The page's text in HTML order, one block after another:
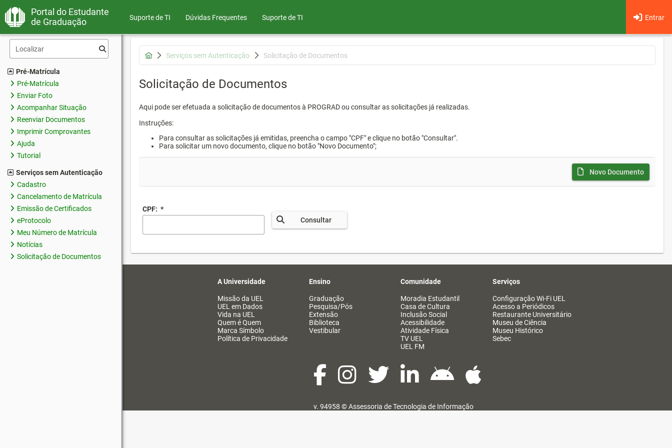
Portal do Estudante
de Graduação
Suporte de TI Dúvidas Frequentes Entrar
Suporte de TI
Pré-Matrícula
Pré-Matrícula
Enviar Foto
Acompanhar Situação
Reenviar Documentos
Imprimir Comprovantes
Ajuda
Tutorial
Serviços sem Autenticação
Cadastro
Cancelamento de Matrícula
Emissão de Certificados
eProtocolo
Meu Número de Matrícula
Notícias
Solicitação de Documentos
Serviços sem Autenticação Solicitação de Documentos
Solicitação de Documentos
Aqui pode ser efetuada a solicitação de documentos à PROGRAD ou consultar as solicitações já realizadas.
Instruções:
Para consultar as solicitações já emitidas, preencha o campo "CPF" e clique no botão "Consultar".
Para solicitar um novo documento, clique no botão "Novo Documento";
Novo Documento
CPF: *
Consultar
A Universidade
Missão da UEL
UEL em Dados
Vida na UEL
Quem é Quem
Marca Símbolo
Política de Privacidade
Ensino
Graduação
Pesquisa/Pós
Extensão
Biblioteca
Vestibular
Comunidade
Moradia Estudantil
Casa de Cultura
Inclusão Social
Acessibilidade
Atividade Física
TV UEL
UEL FM
Serviços
Configuração Wi-Fi UEL
Acesso a Periódicos
Restaurante Universitário
Museu de Ciência
Museu Histórico
Sebec
v. 94958 ©Assessoria de Tecnologia de Informação